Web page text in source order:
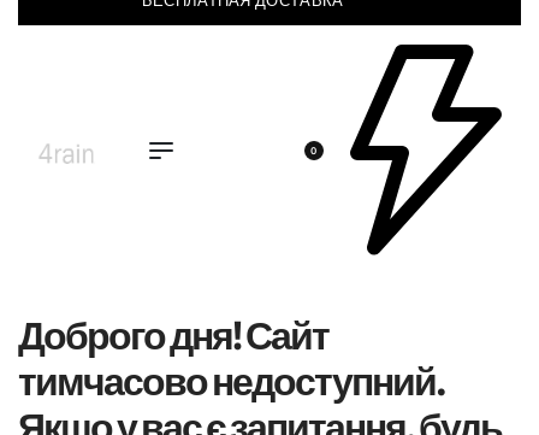
0
Доброго дня! Сайт
тимчасово недоступний.